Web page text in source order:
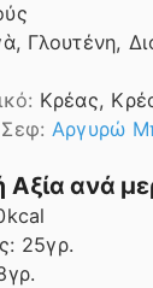
Γλουτένη,
Κρέας,
Σεφ: Αργυρώ
Αξία ανά
kcal
25γρ.
γρ.